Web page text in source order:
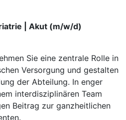
| Akut (m/w/d)
Sie eine zentrale Rolle in
Versorgung und gestalten
der Abteilung. In enger
interdisziplinären Team
Beitrag zur ganzheitlichen